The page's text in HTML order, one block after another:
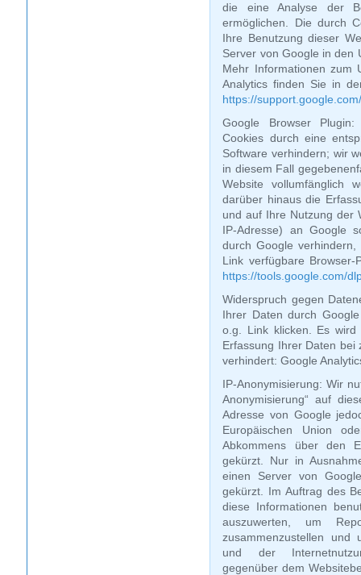
die eine Analyse der
ermöglichen. Die durch
Ihre Benutzung dieser
Server von Google in den
Mehr Informationen zum
Analytics finden Sie in
https://
Google Browser
Cookies durch eine
Software verhindern; wir
in diesem Fall
Website vollumfänglich
darüber hinaus die
und auf Ihre Nutzung der
IP-Adresse) an Google
durch Google
Link verfügbare Browser-
https://tools.google.com/
Widerspruch gegen
Ihrer Daten durch
o.g. Link klicken. Es
Erfassung Ihrer Daten bei
verhindert: Google
IP-Anonymisierung: Wir
Anonymisierung“ auf
Adresse von Google
Europäischen Union
Abkommens über den
gekürzt. Nur in
einen Server von
gekürzt. Im Auftrag des
diese Informationen
auszuwerten, um
zusammenzustellen und
und der
gegenüber dem